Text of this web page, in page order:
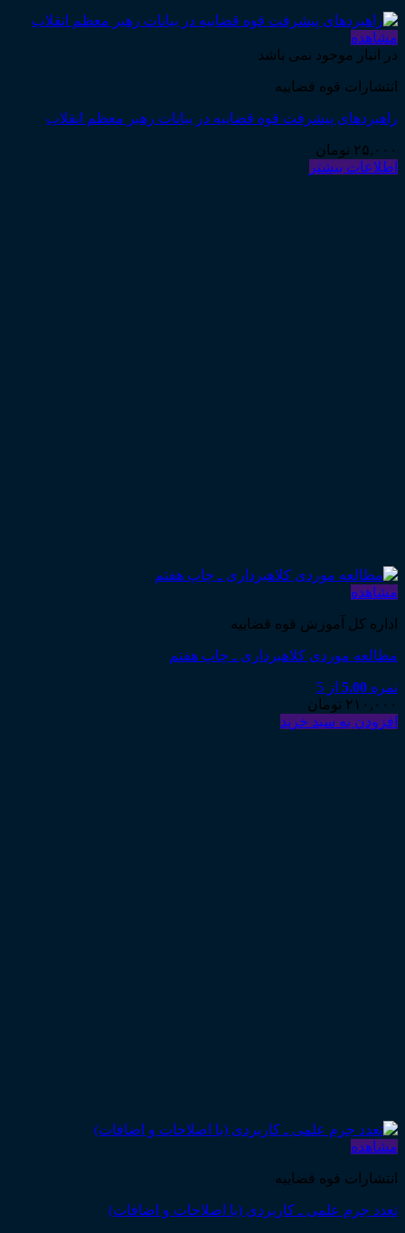
مشاهده
در انبار موجود نمی باشد
انتشارات قوه قضاییه
راهبردهای پیشرفت قوه قضاییه در بیانات رهبر معظم انقلاب
۲۵,۰۰۰ تومان
اطلاعات بیشتر
مشاهده
اداره کل آموزش قوه قضاییه
مطالعه موردی کلاهبرداری ـ چاپ هفتم
نمره 5.00 از 5
۲۱۰,۰۰۰ تومان
افزودن به سبد خرید
مشاهده
انتشارات قوه قضاییه
تعدد جرم علمی ـ کاربردی (با اصلاحات و اضافات)